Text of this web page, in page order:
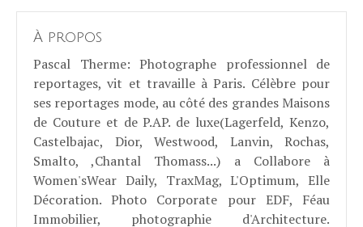
À propos
Pascal Therme: Photographe professionnel de
reportages, vit et travaille à Paris. Célèbre pour
ses reportages mode, au côté des grandes Maisons
de Couture et de P.AP. de luxe(Lagerfeld, Kenzo,
Castelbajac, Dior, Westwood, Lanvin, Rochas,
Smalto, ,Chantal Thomass...) a Collabore à
Women'sWear Daily, TraxMag, L'Optimum, Elle
Décoration. Photo Corporate pour EDF, Féau
Immobilier, photographie d'Architecture.